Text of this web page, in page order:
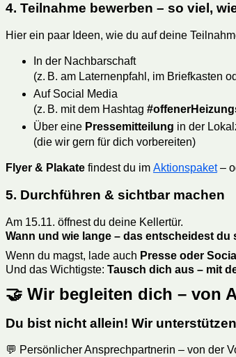
4. Teilnahme bewerben – so viel,
Hier ein paar Ideen, wie du auf deine
In der Nachbarschaft
(z. B. am Laternenpfahl, im Briefkasten
Auf Social Media
(z. B. mit dem Hashtag
Über eine Pressemitteilung in der
(die wir gern für dich vorbereiten)
Flyer & Plakate findest du im Aktionspaket–
5. Durchführen & sichtbar machen
Am 15.11. öffnest du deine Kellertür.
Wann und wie lange – das entscheidest du
Wenn du magst, lade auch Presse oder
Und das Wichtigste: Tausch dich aus – mit
🤝 Wir begleiten dich – von
Du bist nicht allein! Wir
💬 Persönlicher Ansprechpartnerin – von der